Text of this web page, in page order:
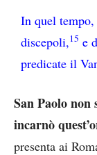
In quel
discepoli,15 e
predicate il
San Paolo non
incarnò
presenta ai